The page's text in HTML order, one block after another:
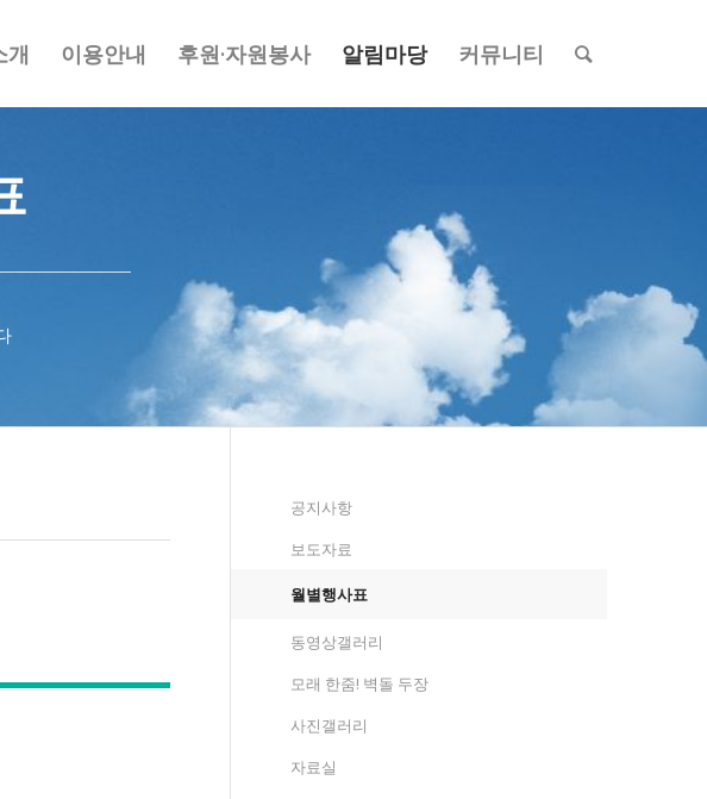
개 이용안내 후원·자원봉사 알림마당 커뮤니티
공지사항
보도자료
월별행사표
동영상갤러리
모래 한줌! 벽돌 두장
사진갤러리
자료실